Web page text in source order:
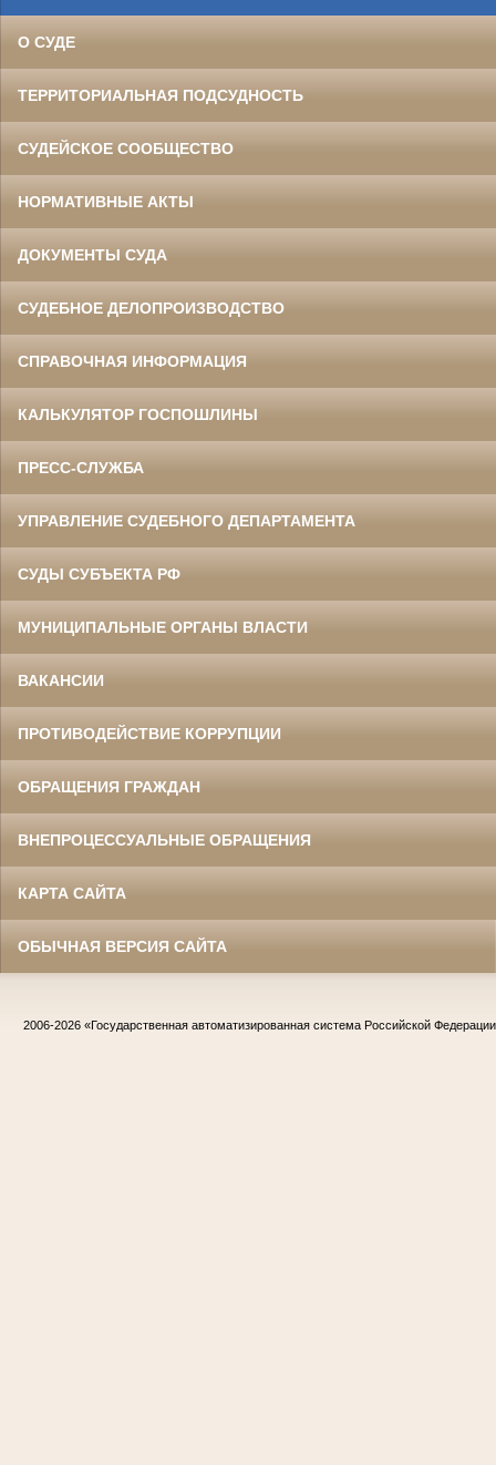
О СУДЕ
ТЕРРИТОРИАЛЬНАЯ ПОДСУДНОСТЬ
СУДЕЙСКОЕ СООБЩЕСТВО
НОРМАТИВНЫЕ АКТЫ
ДОКУМЕНТЫ СУДА
СУДЕБНОЕ ДЕЛОПРОИЗВОДСТВО
СПРАВОЧНАЯ ИНФОРМАЦИЯ
КАЛЬКУЛЯТОР ГОСПОШЛИНЫ
ПРЕСС-СЛУЖБА
УПРАВЛЕНИЕ СУДЕБНОГО ДЕПАРТАМЕНТА
СУДЫ СУБЪЕКТА РФ
МУНИЦИПАЛЬНЫЕ ОРГАНЫ ВЛАСТИ
ВАКАНСИИ
ПРОТИВОДЕЙСТВИЕ КОРРУПЦИИ
ОБРАЩЕНИЯ ГРАЖДАН
ВНЕПРОЦЕССУАЛЬНЫЕ ОБРАЩЕНИЯ
КАРТА САЙТА
ОБЫЧНАЯ ВЕРСИЯ САЙТА
2006-2026 «Государственная автоматизированная система Российской